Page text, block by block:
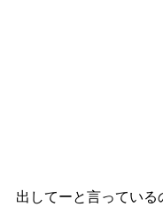
出してーと言っている